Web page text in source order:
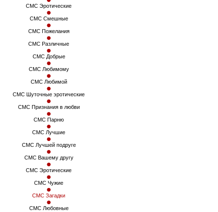
СМС Эротические
СМС Смешные
СМС Пожелания
СМС Различные
СМС Добрые
СМС Любимому
СМС Любимой
СМС Шуточные эротические
СМС Признания в любви
СМС Парню
СМС Лучшие
СМС Лучшей подруге
СМС Вашему другу
СМС Эротические
СМС Чужие
СМС Загадки
СМС Любовные